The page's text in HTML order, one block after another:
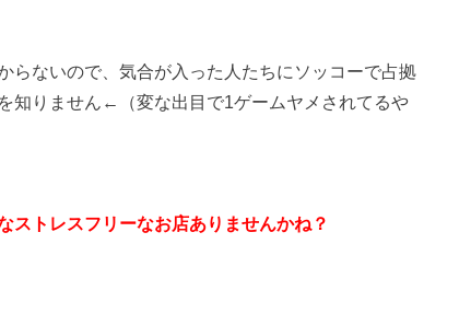
らないので、気合が入った人たちにソッコーで占拠
知りません←（変な出目で1ゲームヤメされてるや
ストレスフリーなお店ありませんかね？